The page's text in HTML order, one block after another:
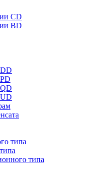
CD
BD
типа
типа